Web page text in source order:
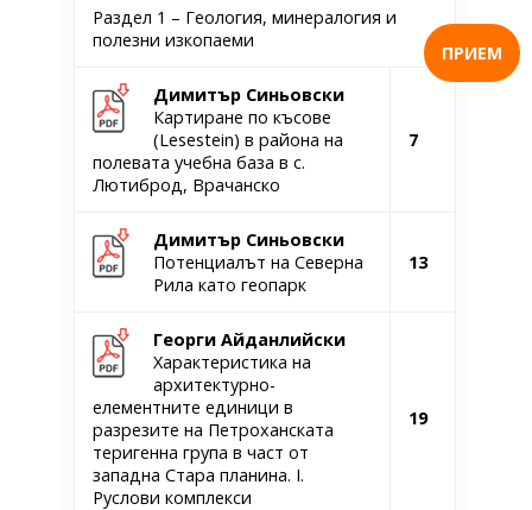
ПРИЕМ
Раздел 1 – Геология, минералогия и
полезни изкопаеми
Димитър Синьовски
Картиране по късове
(Lesestein) в района на
полевата учебна база в с.
Лютиброд, Врачанско
7
Димитър Синьовски
Потенциалът на Северна
Рила като геопарк
13
Георги Айданлийски
Характеристика на
архитектурно-
елементните единици в
разрезите на Петроханската
теригенна група в част от
западна Стара планина. I.
Руслови комплекси
19